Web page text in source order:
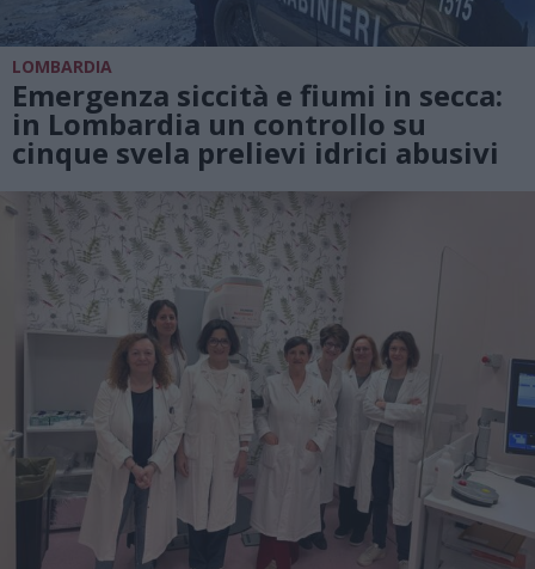
LOMBARDIA
Emergenza siccità e fiumi in secca:
in Lombardia un controllo su
cinque svela prelievi idrici abusivi